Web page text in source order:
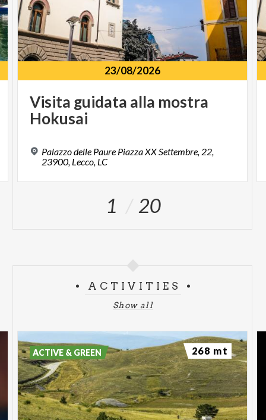
23/08/2026
Visita guidata alla mostra
Hokusai
Palazzo delle Paure Piazza XX Settembre, 22,
23900, Lecco, LC
1 20
ACTIVITIES
Show all
ACTIVE & GREEN 268 mt